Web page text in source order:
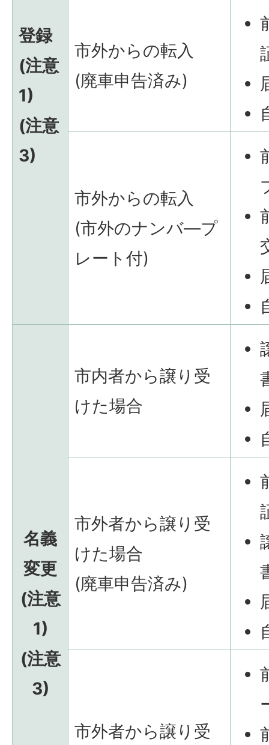
登録
(注意
1)
(注意
3)
市外からの転入
(廃車申告済み)
市外からの転入
(市外のナンバ―プ
レート付)
名義
変更
(注意
1)
(注意
3)
市内者から譲り受
けた場合
市外者から譲り受
けた場合
(廃車申告済み)
市外者から譲り受